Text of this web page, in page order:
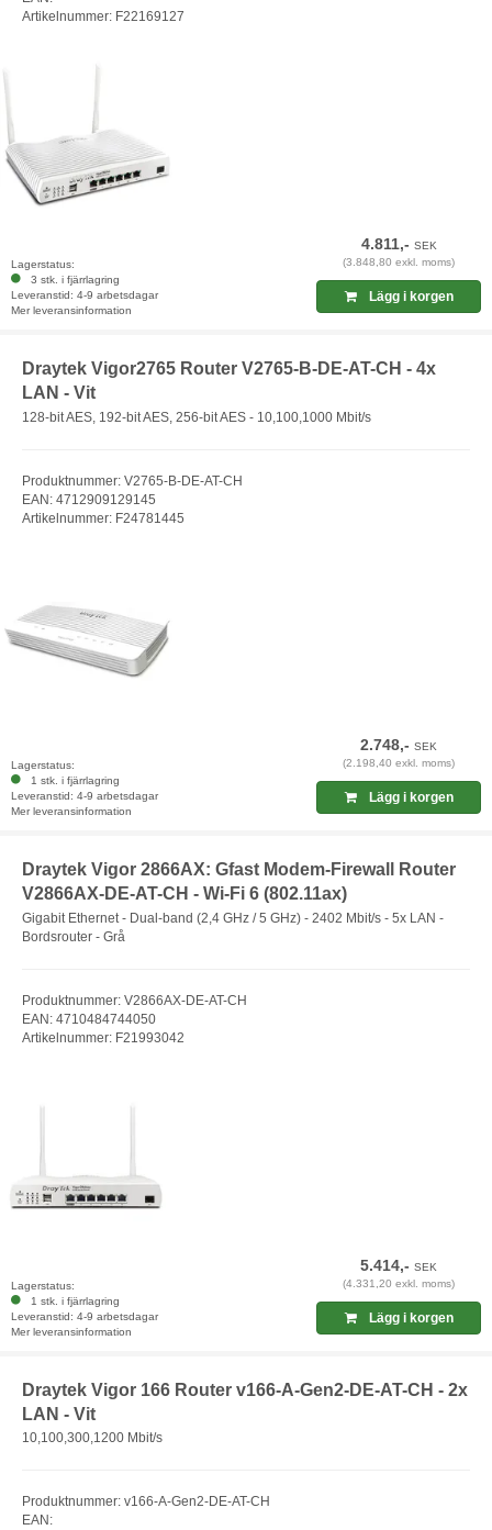
Artikelnummer: F22169127
Lagerstatus:
3 stk. i fjärrlagring
Leveranstid: 4-9 arbetsdagar
Mer leveransinformation
4.811,- SEK
(3.848,80 exkl. moms)
Lägg i korgen
Draytek Vigor2765 Router V2765-B-DE-AT-CH - 4x
LAN - Vit
128-bit AES, 192-bit AES, 256-bit AES - 10,100,1000 Mbit/s
Produktnummer: V2765-B-DE-AT-CH
EAN: 4712909129145
Artikelnummer: F24781445
Lagerstatus:
1 stk. i fjärrlagring
Leveranstid: 4-9 arbetsdagar
Mer leveransinformation
2.748,-SEK
(2.198,40 exkl. moms)
Lägg i korgen
Draytek Vigor 2866AX: Gfast Modem-Firewall Router
V2866AX-DE-AT-CH - Wi-Fi 6 (802.11ax)
Gigabit Ethernet - Dual-band (2,4 GHz / 5 GHz) - 2402 Mbit/s - 5x LAN -
Bordsrouter - Grå
Produktnummer: V2866AX-DE-AT-CH
EAN: 4710484744050
Artikelnummer: F21993042
Lagerstatus:
1 stk. i fjärrlagring
Leveranstid: 4-9 arbetsdagar
Mer leveransinformation
5.414,-SEK
(4.331,20 exkl. moms)
Lägg i korgen
Draytek Vigor 166 Router v166-A-Gen2-DE-AT-CH - 2x
LAN - Vit
10,100,300,1200 Mbit/s
Produktnummer: v166-A-Gen2-DE-AT-CH
EAN: